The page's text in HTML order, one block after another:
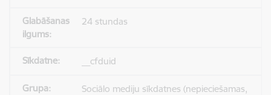
24 stundas
__cfduid
Sociālo mediju sīkdatnes (nepieciešamas,